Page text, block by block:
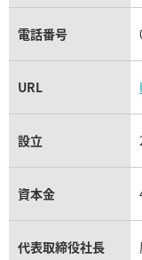
電話番号
URL
設立
資本金
代表取締役社長